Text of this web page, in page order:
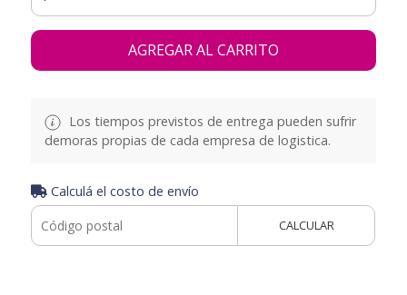
AGREGAR AL CARRITO
Los tiempos previstos de entrega pueden sufrir
demoras propias de cada empresa de logistica.
Calculá el costo de envío
CALCULAR